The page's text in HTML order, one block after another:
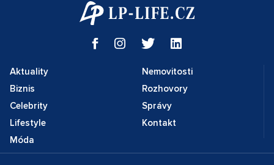
Aktuality
Biznis
Celebrity
Lifestyle
Móda
Nemovitosti
Rozhovory
Správy
Kontakt